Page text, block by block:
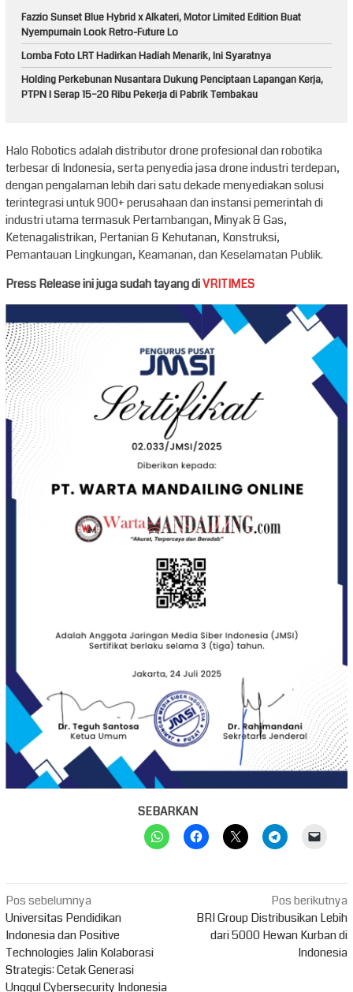
Fazzio Sunset Blue Hybrid x Alkateri, Motor Limited Edition Buat
Nyempurnain Look Retro-Future Lo
Lomba Foto LRT Hadirkan Hadiah Menarik, Ini Syaratnya
Holding Perkebunan Nusantara Dukung Penciptaan Lapangan Kerja,
PTPN I Serap 15–20 Ribu Pekerja di Pabrik Tembakau
Halo Robotics adalah distributor drone profesional dan robotika
terbesar di Indonesia, serta penyedia jasa drone industri terdepan,
dengan pengalaman lebih dari satu dekade menyediakan solusi
terintegrasi untuk 900+ perusahaan dan instansi pemerintah di
industri utama termasuk Pertambangan, Minyak & Gas,
Ketenagalistrikan, Pertanian & Kehutanan, Konstruksi,
Pemantauan Lingkungan, Keamanan, dan Keselamatan Publik.
Press Release ini juga sudah tayang diVRITIMES
SEBARKAN
Navigasi
pos
Pos sebelumnya
Universitas Pendidikan
Indonesia dan Positive
Technologies Jalin Kolaborasi
Strategis: Cetak Generasi
Unggul Cybersecurity Indonesia
Pos berikutnya
BRI Group Distribusikan Lebih
dari 5000 Hewan Kurban di
Indonesia